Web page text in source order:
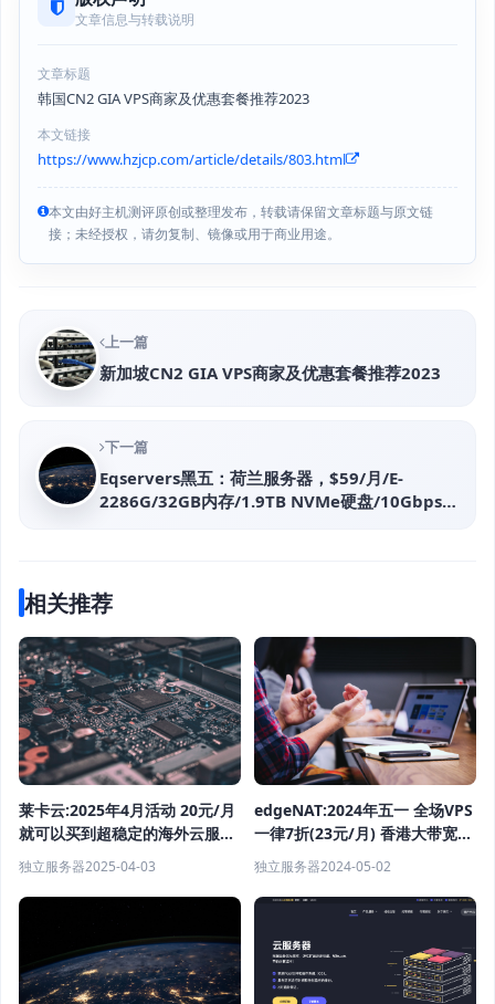
文章信息与转载说明
文章标题
韩国CN2 GIA VPS商家及优惠套餐推荐2023
本文链接
https://www.hzjcp.com/article/details/803.html
本文由好主机测评原创或整理发布，转载请保留文章标题与原文链
接；未经授权，请勿复制、镜像或用于商业用途。
上一篇
新加坡CN2 GIA VPS商家及优惠套餐推荐2023
下一篇
Eqservers黑五：荷兰服务器，$59/月/E-
2286G/32GB内存/1.9TB NVMe硬盘/10Gbps带
相关推荐
莱卡云:2025年4月活动 20元/月
就可以买到超稳定的海外云服务
器 高防云服务器
独立服务器2025-04-03
edgeNAT:2024年五一 全场VPS
一律7折(23元/月) 香港大带宽
BGP 美国双ISP/AS4837线路 韩
国CN2/SK/原生IP
独立服务器2024-05-02